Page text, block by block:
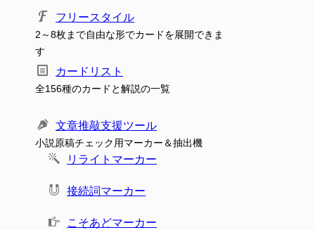
フリースタイル
2～8枚まで自由な形でカードを展開できま
す
カードリスト
全156種のカードと解説の一覧
文章推敲支援ツール
小説原稿チェック用マーカー＆抽出機
リライトマーカー
接続詞マーカー
こそあどマーカー